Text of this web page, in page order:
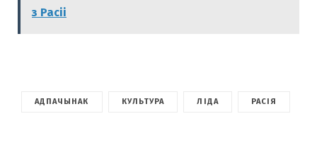
з Расіі
АДПАЧЫНАК КУЛЬТУРА ЛІДА РАСІЯ